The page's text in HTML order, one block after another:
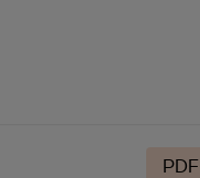
PDF